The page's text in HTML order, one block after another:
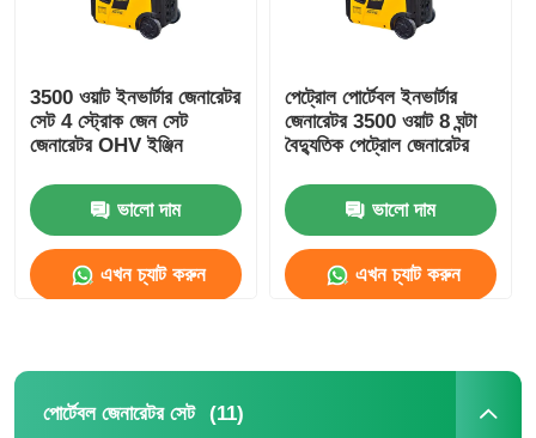
3500 ওয়াট ইনভার্টার জেনারেটর
সেট 4 স্ট্রোক জেন সেট
জেনারেটর OHV ইঞ্জিন
ভালো দাম
এখন চ্যাট করুন
পেট্রোল পোর্টেবল ইনভার্টার
জেনারেটর 3500 ওয়াট 8 ঘন্টা
বৈদ্যুতিক পেট্রোল জেনারেটর
ভালো দাম
এখন চ্যাট করুন
পোর্টেবল জেনারেটর সেট (11)